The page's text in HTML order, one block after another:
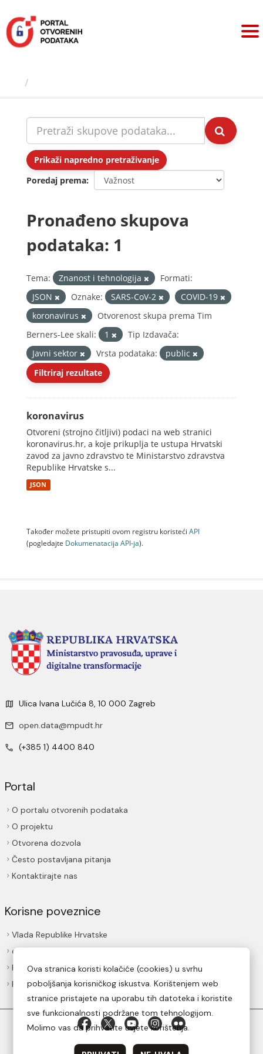
sadržaj
Prikaži napredno pretraživanje
Poredaj prema
Pronađeno skupova
podataka: 1
Tema: Znanost i tehnologija
Formati:
JSON
Oznake: SARS-CoV-2
COVID-19
koronavirus
Otvorenost skupa prema Tim
Berners-Lee skali:
1
Tip Izdavača:
Javni sektor
Vrsta podataka:
public
Filtriraj rezultate
koronavirus
Otvoreni (strojno čitljivi) podaci na web stranici
koronavirus.hr, a koje prikuplja te ustupa Hrvatski
zavod za javno zdravstvo te Ministarstvo zdravstva
Republike Hrvatske s...
JSON
Također možete pristupiti ovom registru koristeći API
(pogledajte Dokumenаtаcijа API-jа).